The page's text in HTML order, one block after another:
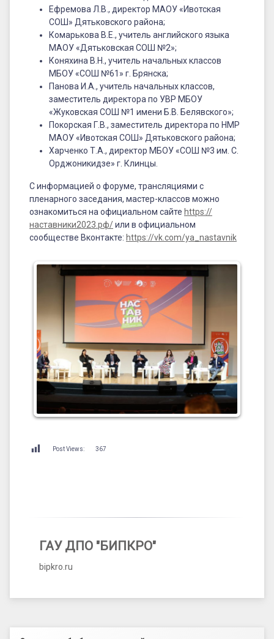
Ефремова Л.В., директор МАОУ «Ивотская
СОШ» Дятьковского района;
Комарькова В.Е., учитель английского языка
МАОУ «Дятьковская СОШ №2»;
Коняхина В.Н., учитель начальных классов
МБОУ «СОШ №61» г. Брянска;
Панова И.А., учитель начальных классов,
заместитель директора по УВР МБОУ
«Жуковская СОШ №1 имени Б.В. Белявского»;
Покорская Г.В., заместитель директора по НМР
МАОУ «Ивотская СОШ» Дятьковского района;
Харченко Т.А., директор МБОУ «СОШ №3 им. С.
Орджоникидзе» г. Клинцы.
С информацией о форуме, трансляциями с
пленарного заседания, мастер-классов можно
ознакомиться на официальном сайте https://
наставники2023.рф/или в официальном
сообществе Вконтакте: https://vk.com/ya_nastavnik
Post Views: 367
ГАУ ДПО "БИПКРО"
bipkro.ru